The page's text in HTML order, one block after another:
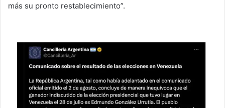
más su pronto restablecimiento”.